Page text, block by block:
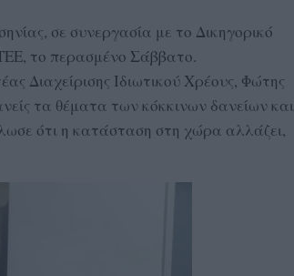
σε συνεργασία με το Δικηγορικό
το περασμένο Σάββατο.
Διαχείρισης Ιδιωτικού Χρέους, Φώτης
τα θέματα των κόκκινων δανείων και
ότι η κατάσταση στη χώρα αλλάζει,